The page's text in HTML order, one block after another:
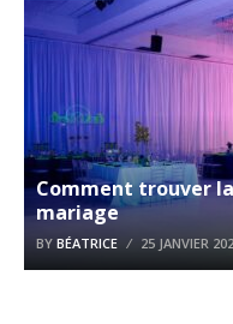
Comment trouver
mariage
BY BÉATRICE 25 JANVIER